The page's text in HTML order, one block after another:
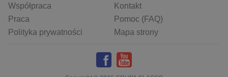
Współpraca
Kontakt
Praca
Pomoc (FAQ)
Polityka prywatności
Mapa strony